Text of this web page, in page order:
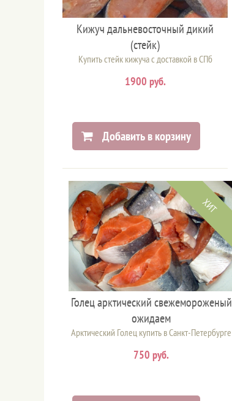
Кижуч дальневосточный дикий
(стейк)
Купить стейк кижуча с доставкой в СПб
1900 руб.
Добавить в корзину
ХИТ
Голец арктический свежемороженый
ожидаем
Арктический Голец купить в Санкт-Петербурге
750 руб.